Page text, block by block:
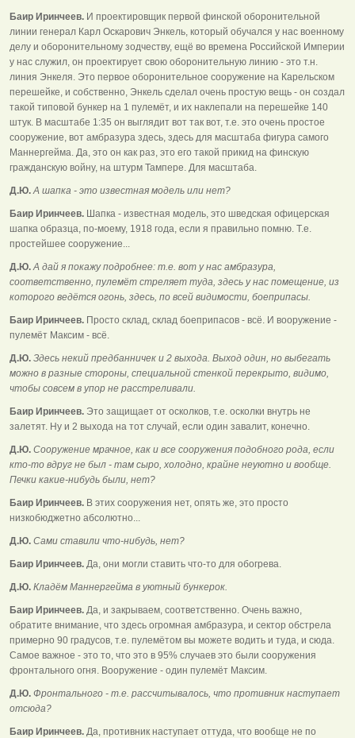
Баир Иринчеев. И проектировщик первой финской оборонительной
линии генерал Карл Оскарович Энкель, который обучался у нас военному
делу и оборонительному зодчеству, ещё во времена Российской Империи
у нас служил, он проектирует свою оборонительную линию - это т.н.
линия Энкеля. Это первое оборонительное сооружение на Карельском
перешейке, и собственно, Энкель сделал очень простую вещь - он создал
такой типовой бункер на 1 пулемёт, и их наклепали на перешейке 140
штук. В масштабе 1:35 он выглядит вот так вот, т.е. это очень простое
сооружение, вот амбразура здесь, здесь для масштаба фигура самого
Маннергейма. Да, это он как раз, это его такой прикид на финскую
гражданскую войну, на штурм Тампере. Для масштаба.
Д.Ю.А шапка - это известная модель или нет?
Баир Иринчеев. Шапка - известная модель, это шведская офицерская
шапка образца, по-моему, 1918 года, если я правильно помню. Т.е.
простейшее сооружение...
Д.Ю.А дай я покажу подробнее: т.е. вот у нас амбразура,
соответственно, пулемёт стреляет туда, здесь у нас помещение, из
которого ведётся огонь, здесь, по всей видимости, боеприпасы.
Баир Иринчеев. Просто склад, склад боеприпасов - всё. И вооружение -
пулемёт Максим - всё.
Д.Ю. Здесь некий предбанничек и 2 выхода. Выход один, но выбегать
можно в разные стороны, специальной стенкой перекрыто, видимо,
чтобы совсем в упор не расстреливали.
Баир Иринчеев. Это защищает от осколков, т.е. осколки внутрь не
залетят. Ну и 2 выхода на тот случай, если один завалит, конечно.
Д.Ю. Сооружение мрачное, как и все сооружения подобного рода, если
кто-то вдруг не был - там сыро, холодно, крайне неуютно и вообще.
Печки какие-нибудь были, нет?
Баир Иринчеев. В этих сооружения нет, опять же, это просто
низкобюджетно абсолютно...
Д.Ю. Сами ставили что-нибудь, нет?
Баир Иринчеев. Да, они могли ставить что-то для обогрева.
Д.Ю. Кладём Маннергейма в уютный бункерок.
Баир Иринчеев. Да, и закрываем, соответственно. Очень важно,
обратите внимание, что здесь огромная амбразура, и сектор обстрела
примерно 90 градусов, т.е. пулемётом вы можете водить и туда, и сюда.
Самое важное - это то, что это в 95% случаев это были сооружения
фронтального огня. Вооружение - один пулемёт Максим.
Д.Ю. Фронтального - т.е. рассчитывалось, что противник наступает
отсюда?
Баир Иринчеев. Да, противник наступает оттуда, что вообще не по